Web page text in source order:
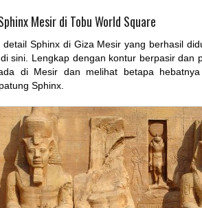
Mesir di Tobu World Square
detail Sphinx di Giza Mesir yang berhasil
sini. Lengkap dengan kontur berpasir dan
di Mesir dan melihat betapa
Sphinx.